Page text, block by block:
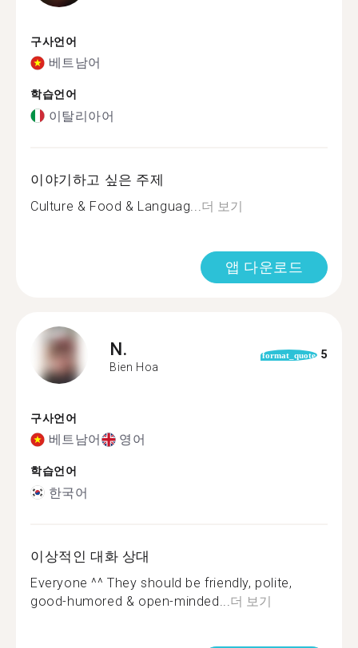
구사언어
베트남어
학습언어
이탈리아어
이야기하고 싶은 주제
Culture & Food & Languag... 더 보기
앱 다운로드
N.
Bien Hoa
format_quote 5
구사언어
베트남어 영어
학습언어
한국어
이상적인 대화 상대
Everyone ^^ They should be friendly, polite,
good-humored & open-minded... 더 보기